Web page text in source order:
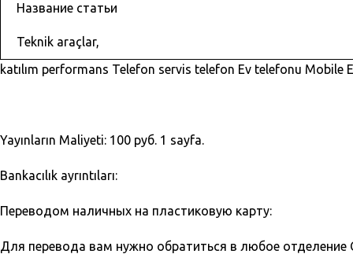
Название статьи
Teknik araçlar,
katılım performans Telefon servis telefon Ev telefonu
Yayınların Maliyeti: 100 руб. 1 sayfa.
Bankacılık ayrıntıları:
Переводом наличных на пластиковую карту:
Для перевода вам нужно обратиться в любое отделение